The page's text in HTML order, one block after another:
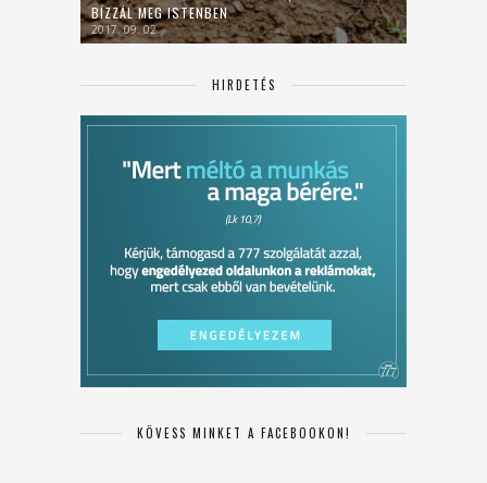
BÍZZÁL MEG ISTENBEN
2017. 09. 02.
HIRDETÉS
KÖVESS MINKET A FACEBOOKON!